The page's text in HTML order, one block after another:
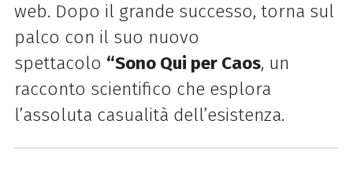
web. Dopo il grande successo, torna sul
palco con il suo nuovo
spettacolo “Sono Qui per Caos, un
racconto scientifico che esplora
l’assoluta casualità dell’esistenza.